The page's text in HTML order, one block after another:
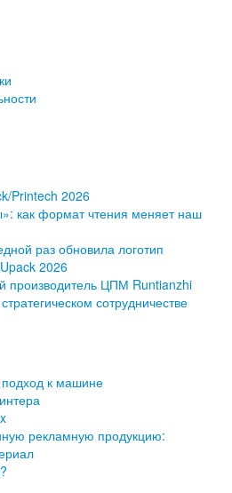
Printech 2026
как формат чтения меняет наш
раз обновила логотип
2026
производитель ЦПМ Runtianzhi
сотрудничестве
к машине
рекламную продукцию: